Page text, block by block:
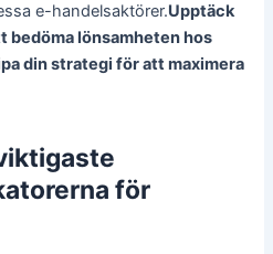
e-handelsaktörer.Upptäck
bedöma lönsamheten hos
din strategi för att maximera
för